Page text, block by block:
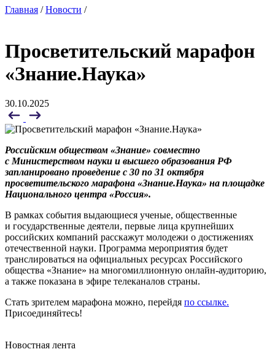
Главная /Новости /
Просветительский марафон
«Знание.Наука»
30.10.2025
Российским обществом «Знание» совместно
с Министерством науки и высшего образования РФ
запланировано проведение с 30 по 31 октября
просветительского марафона «Знание.Наука» на площадке
Национального центра «Россия».
В рамках события выдающиеся ученые, общественные
и государственные деятели, первые лица крупнейших
российских компаний расскажут молодежи о достижениях
отечественной науки. Программа мероприятия будет
транслироваться на официальных ресурсах Российского
общества «Знание» на многомиллионную онлайн-аудиторию,
а также показана в эфире телеканалов страны.
Стать зрителем марафона можно, перейдя по ссылке.
Присоединяйтесь!
Новостная лента